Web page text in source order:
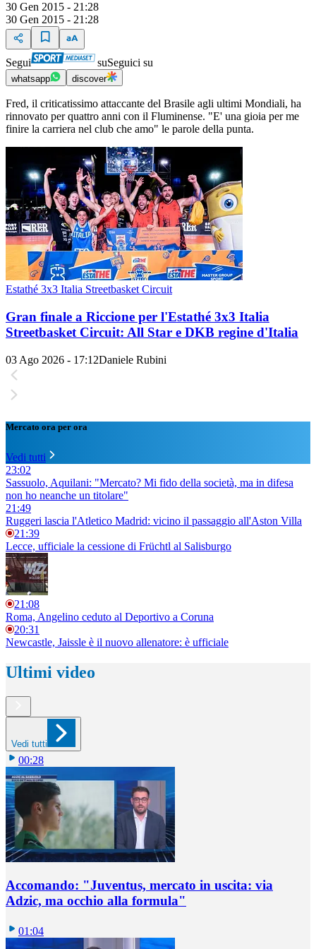
30 Gen 2015 - 21:28
30 Gen 2015 - 21:28
Segui suSeguici su
whatsapp discover
Fred, il criticatissimo attaccante del Brasile agli ultimi Mondiali, ha
rinnovato per quattro anni con il Fluminense. "E' una gioia per me
finire la carriera nel club che amo" le parole della punta.
Estathé 3x3 Italia Streetbasket Circuit
Gran finale a Riccione per l'Estathé 3x3 Italia
Streetbasket Circuit: All Star e DKB regine d'Italia
03 Ago 2026 - 17:12Daniele Rubini
Mercato ora per ora
Vedi tutti
23:02
Sassuolo, Aquilani: "Mercato? Mi fido della società, ma in difesa
non ho neanche un titolare"
21:49
Ruggeri lascia l'Atletico Madrid: vicino il passaggio all'Aston Villa
21:39
Lecce, ufficiale la cessione di Früchtl al Salisburgo
21:08
Roma, Angelino ceduto al Deportivo a Coruna
20:31
Newcastle, Jaissle è il nuovo allenatore: è ufficiale
Ultimi video
Vedi tutti
00:28
Accomando: "Juventus, mercato in uscita: via
Adzic, ma occhio alla formula"
01:04